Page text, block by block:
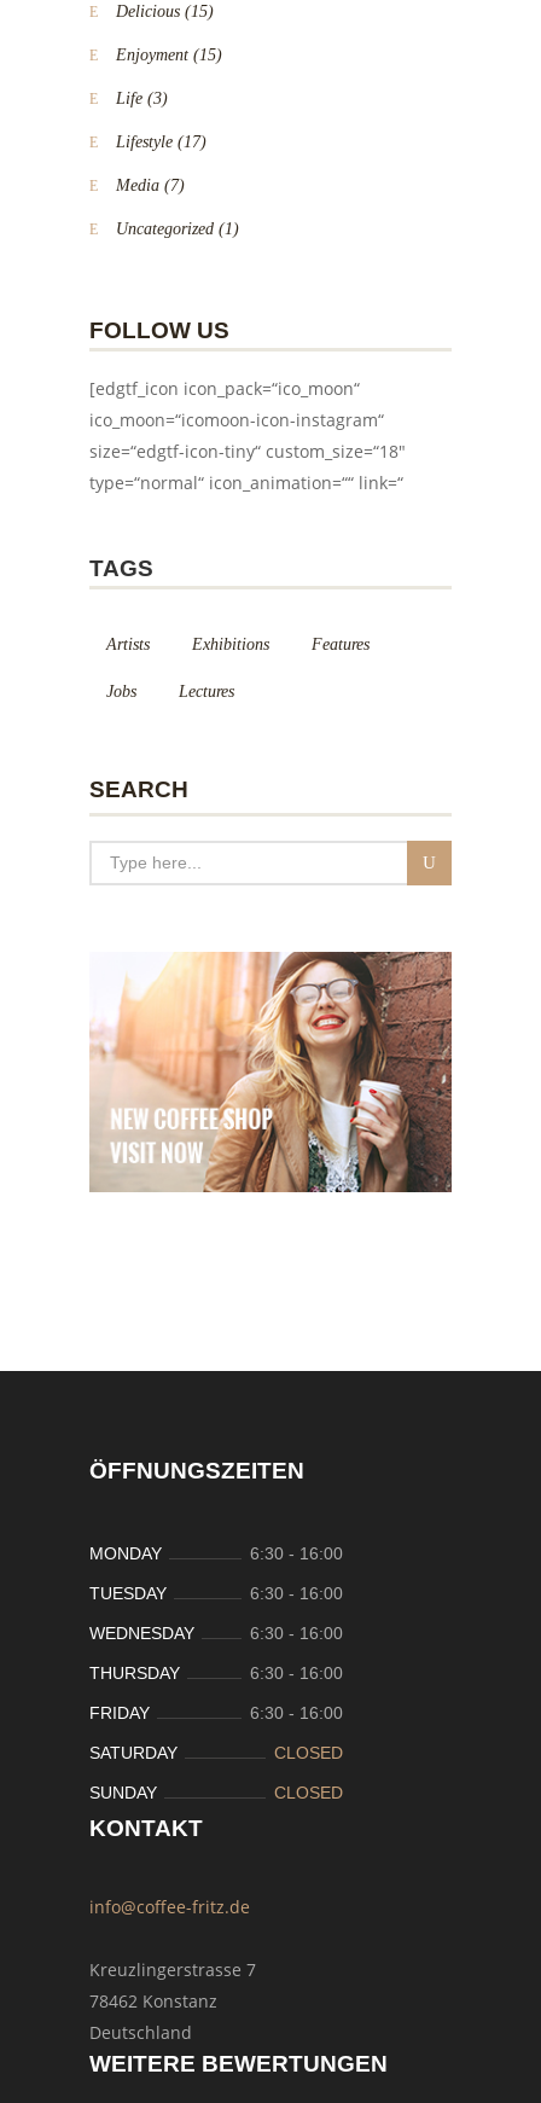
Delicious (15)
Enjoyment (15)
Life (3)
Lifestyle (17)
Media (7)
Uncategorized (1)
FOLLOW US
[edgtf_icon icon_pack=“ico_moon“
ico_moon=“icomoon-icon-instagram“
size=“edgtf-icon-tiny“ custom_size=“18″
type=“normal“ icon_animation=““ link=“
TAGS
Artists Exhibitions Features
Jobs Lectures
SEARCH
ÖFFNUNGSZEITEN
MONDAY 6:30 - 16:00
TUESDAY 6:30 - 16:00
WEDNESDAY 6:30 - 16:00
THURSDAY 6:30 - 16:00
FRIDAY 6:30 - 16:00
SATURDAY CLOSED
SUNDAY CLOSED
KONTAKT
info@coffee-fritz.de
Kreuzlingerstrasse 7
78462 Konstanz
Deutschland
WEITERE BEWERTUNGEN